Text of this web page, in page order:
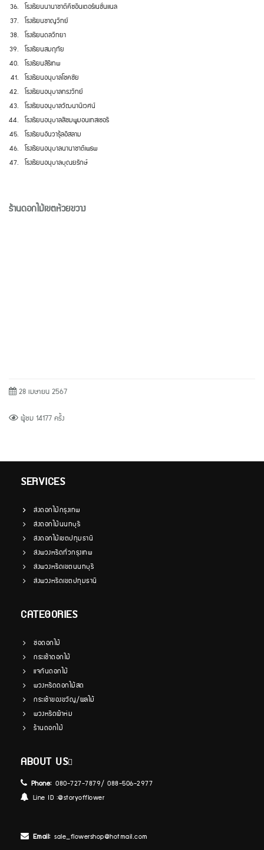
โรงเรียนนานาชาติคิซอินเตอร์เนชั่นแนล
โรงเรียนชาญวิทย์
โรงเรียนดลวิทยา
โรงเรียนสมฤทัย
โรงเรียนสิริเทพ
โรงเรียนอนุบาลโชคชัย
โรงเรียนอนุบาลทรงวิทย์
โรงเรียนอนุบาลวัฒนานิเวศน์
โรงเรียนอนุบาลสีชมพูมอนเทสเซอริ
โรงเรียนอันวารุ้ลอิสลาม
โรงเรียนอนุบาลนานาชาติเพรพ
โรงเรียนอนุบาลบุณยรักษ์
ร้านดอกไม้เขตห้วยขวาง
28 เมษายน 2567
ผู้ชม 14177 ครั้ง
SERVICES
ส่งดอกไม้กรุงเทพ
ส่งดอกไม้นนทบุรี
ส่งดอกไม้เขตปทุมธานี
ส่งพวงหรีดทั่วกรุงเทพ
ส่งพวงหรีดเขตนนทบุรี
ส่งพวงหรีดเขตปทุมธานี
CATEGORIES
ช่อดอกไม้
กระเช้าดอกไม้
แจกันดอกไม้
พวงหรีดดอกไม้สด
กระเช้าของขวัญ/ผลไม้
พวงหรีดผ้าห่ม
ร้านดอกไม้
ABOUT US
Phone:080-727-7879/ 088-506-2977
Line ID :@storyofflower
Email: sale_flowershop@hotmail.com